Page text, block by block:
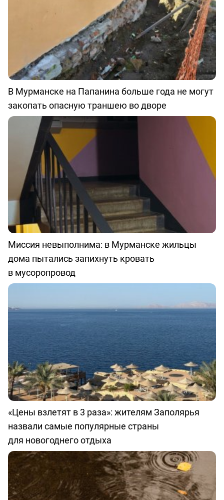
В Мурманске на Папанина больше года не могут
закопать опасную траншею во дворе
Миссия невыполнима: в Мурманске жильцы
дома пытались запихнуть кровать
в мусоропровод
«Цены взлетят в 3 раза»: жителям Заполярья
назвали самые популярные страны
для новогоднего отдыха